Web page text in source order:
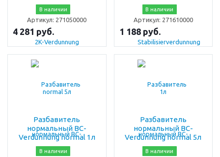
В наличии
Артикул: 271050000
4 281 руб.
В наличии
Артикул: 271610000
1 188 руб.
Разбавитель
нормальный BC-
Verdunnung normal 1л
В наличии
Разбавитель
нормальный BC-
Verdunnung normal 5л
В наличии